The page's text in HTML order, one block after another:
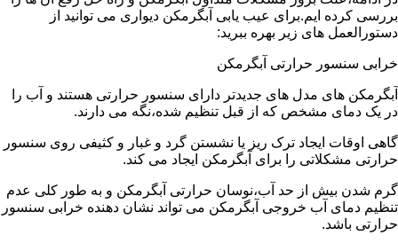
بررسی کرده ایم.برای عیب یابی آبگرمکن دیواری می توانید از
دستورالعمل های زیر بهره ببرید:
خرابی سنسور حرارتی آبگرمکن
آبگرمکن های مدل های جدیدتر دارای سنسور حرارتی هستند و آب را
در یک دمای مشخص که از قبل تنظیم شده،نگه می دارند.
گاهی اوقات ایجاد ترک ریز یا نشستن گرد و غبار و کثیفی روی سنسور
حرارتی مشکلاتی را برای آبگرمکن ایجاد می کند.
گرم شدن بیش از حد آب،نوسان حرارتی آبگرمکن و به طور کلی عدم
تنظیم دمای آب خروجی آبگرمکن می تواند نشان دهنده خرابی سنسور
حرارتی باشد.